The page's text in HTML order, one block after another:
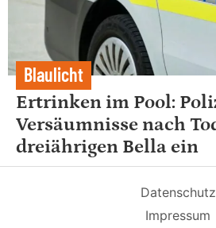
Blaulicht
Ertrinken im Pool:
Versäumnisse nach
dreiährigen Bella ein
Datenschutz
Impressum